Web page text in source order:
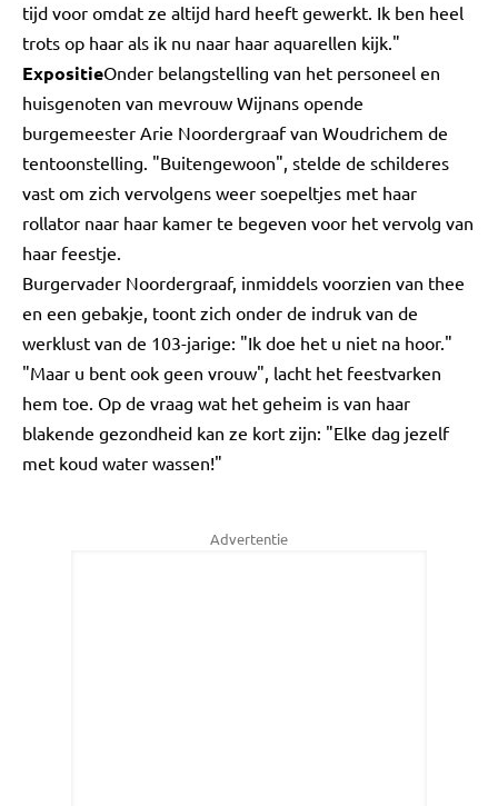
tijd voor omdat ze altijd hard heeft gewerkt. Ik ben heel
trots op haar als ik nu naar haar aquarellen kijk."
ExpositieOnder belangstelling van het personeel en
huisgenoten van mevrouw Wijnans opende
burgemeester Arie Noordergraaf van Woudrichem de
tentoonstelling. "Buitengewoon", stelde de schilderes
vast om zich vervolgens weer soepeltjes met haar
rollator naar haar kamer te begeven voor het vervolg van
haar feestje.
Burgervader Noordergraaf, inmiddels voorzien van thee
en een gebakje, toont zich onder de indruk van de
werklust van de 103-jarige: "Ik doe het u niet na hoor."
"Maar u bent ook geen vrouw", lacht het feestvarken
hem toe. Op de vraag wat het geheim is van haar
blakende gezondheid kan ze kort zijn: "Elke dag jezelf
met koud water wassen!"
Advertentie